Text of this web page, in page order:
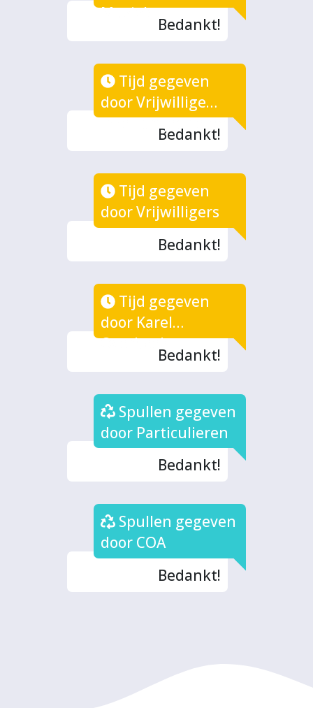
Muziek
Bedankt!
Tijd gegeven
door Vrijwillige
inzet projectteam
Bedankt!
Tijd gegeven
door Vrijwilligers
Bedankt!
Tijd gegeven
door Karel
Overbeek
Bedankt!
Spullen gegeven
door Particulieren
Bedankt!
Spullen gegeven
door COA
Bedankt!